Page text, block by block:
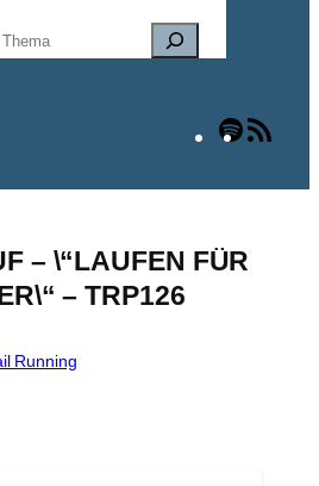
Spotify
– \“LAUFEN FÜR
– TRP126
Running